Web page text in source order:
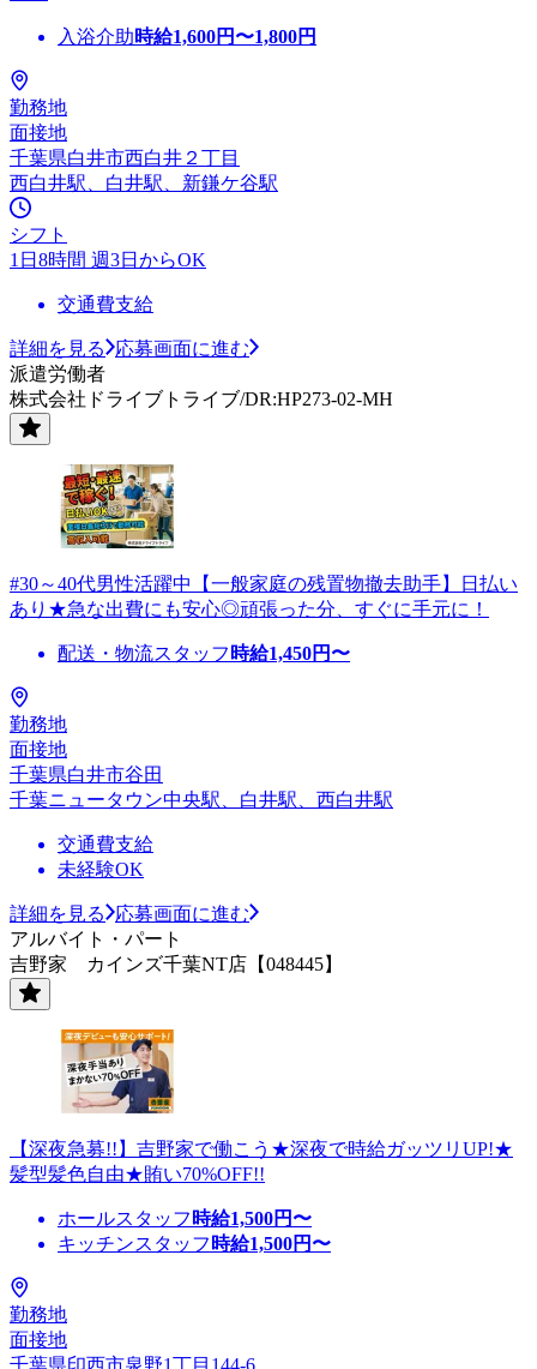
入浴介助時給1,600円〜1,800円
勤務地
面接地
千葉県白井市西白井２丁目
西白井駅、白井駅、新鎌ケ谷駅
シフト
1日8時間 週3日からOK
交通費支給
詳細を見る
応募画面に進む
派遣労働者
株式会社ドライブトライブ/DR:HP273-02-MH
#30～40代男性活躍中【一般家庭の残置物撤去助手】日払い
あり★急な出費にも安心◎頑張った分、すぐに手元に！
配送・物流スタッフ 時給1,450円〜
勤務地
面接地
千葉県白井市谷田
千葉ニュータウン中央駅、白井駅、西白井駅
交通費支給
未経験OK
詳細を見る
応募画面に進む
アルバイト・パート
吉野家 カインズ千葉NT店【048445】
【深夜急募!!】吉野家で働こう★深夜で時給ガッツリUP!★
髪型髪色自由★賄い70%OFF!!
ホールスタッフ 時給1,500円〜
キッチンスタッフ 時給1,500円〜
勤務地
面接地
千葉県印西市泉野1丁目144-6